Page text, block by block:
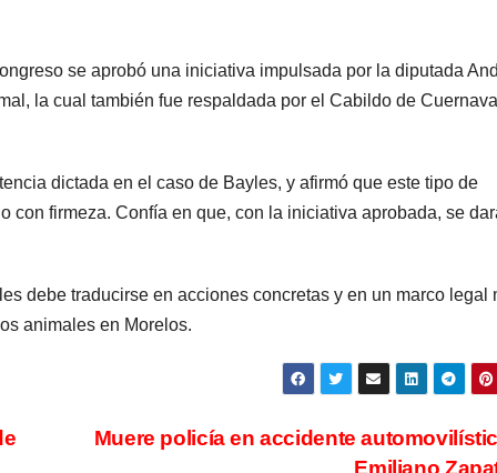
se aprobó una iniciativa impulsada por la diputada
la cual también fue respaldada por el Cabildo de
dictada en el caso de Bayles, y afirmó que este tipo de
con firmeza. Confía en que, con la iniciativa aprobada, se
debe traducirse en acciones concretas y en un marco legal
animales en Morelos.
Muere policía en accidente